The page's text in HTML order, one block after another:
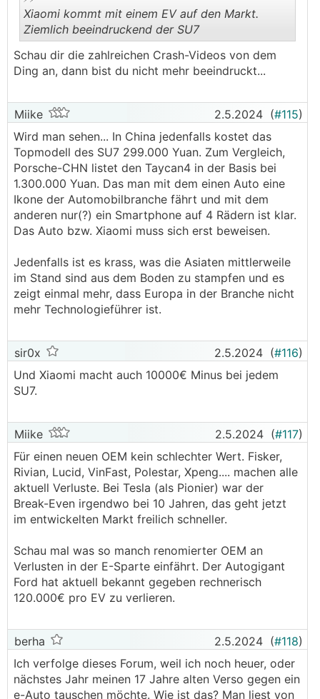
..
Xiaomi kommt mit einem EV auf den Markt.
Ziemlich beeindruckend der SU7
Schau dir die zahlreichen Crash-Videos von dem
Ding an, dann bist du nicht mehr beeindruckt...
Miike 2.5.2024 (#115)
Wird man sehen... In China jedenfalls kostet das
Topmodell des SU7 299.000 Yuan. Zum Vergleich,
Porsche-CHN listet den Taycan4 in der Basis bei
1.300.000 Yuan. Das man mit dem einen Auto eine
Ikone der Automobilbranche fährt und mit dem
anderen nur(?) ein Smartphone auf 4 Rädern ist klar.
Das Auto bzw. Xiaomi muss sich erst beweisen.
Jedenfalls ist es krass, was die Asiaten mittlerweile
im Stand sind aus dem Boden zu stampfen und es
zeigt einmal mehr, dass Europa in der Branche nicht
mehr Technologieführer ist.
sir0x 2.5.2024 (#116)
Und Xiaomi macht auch 10000€ Minus bei jedem
SU7.
Miike 2.5.2024 (#117)
Für einen neuen OEM kein schlechter Wert. Fisker,
Rivian, Lucid, VinFast, Polestar, Xpeng.... machen alle
aktuell Verluste. Bei Tesla (als Pionier) war der
Break-Even irgendwo bei 10 Jahren, das geht jetzt
im entwickelten Markt freilich schneller.
Schau mal was so manch renomierter OEM an
Verlusten in der E-Sparte einfährt. Der Autogigant
Ford hat aktuell bekannt gegeben rechnerisch
120.000€ pro EV zu verlieren.
berha 2.5.2024 (#118)
Ich verfolge dieses Forum, weil ich noch heuer, oder
nächstes Jahr meinen 17 Jahre alten Verso gegen ein
e-Auto tauschen möchte. Wie ist das? Man liest von